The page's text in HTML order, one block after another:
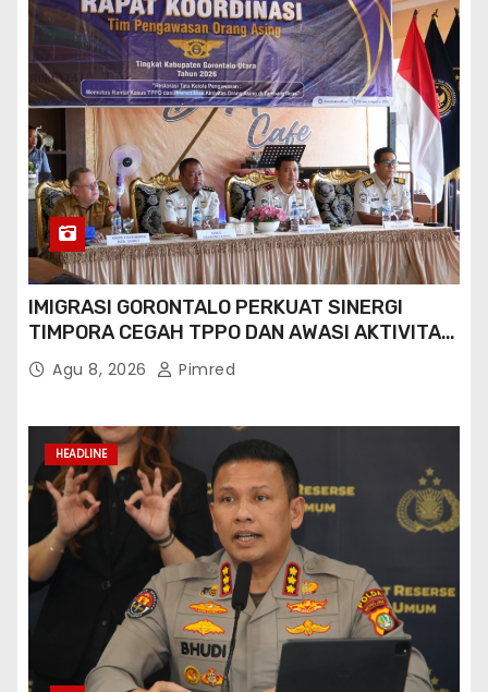
IMIGRASI GORONTALO PERKUAT SINERGI
TIMPORA CEGAH TPPO DAN AWASI AKTIVITAS
ORANG ASING DI GORONTALO UTARA
Agu 8, 2026 Pimred
HEADLINE